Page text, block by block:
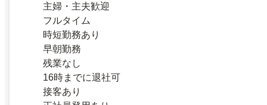
主婦・主夫歓迎
フルタイム
時短勤務あり
早朝勤務
残業なし
16時までに退社可
接客あり